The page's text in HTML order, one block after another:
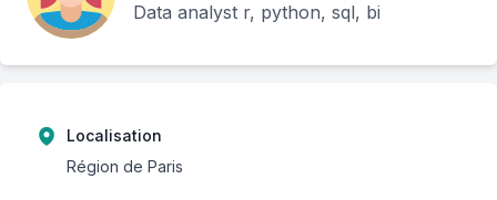
Data analyst r, python, sql, bi
Localisation
Région de Paris